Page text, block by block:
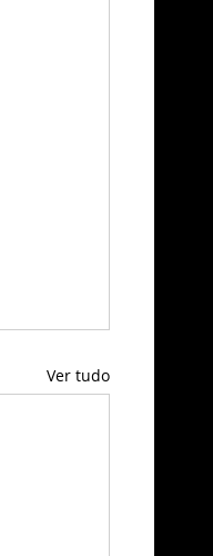
Ver tudo